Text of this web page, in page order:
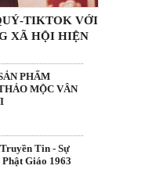
TIKTOK VỚI
XÃ HỘI HIỆN
PHẨM
MỘC VÂN
Tin - Sự
Giáo 1963